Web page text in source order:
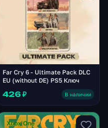
Far Cry 6 - Ultimate Pack DLC
EU (without DE) PS5 Ключ
426 ₽ В наличии
Xbox One